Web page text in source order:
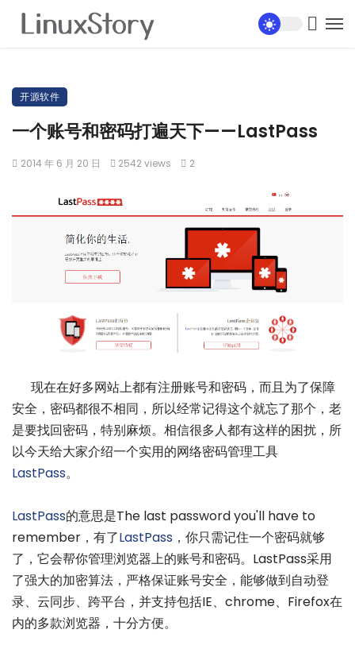
开源软件
一个账号和密码打遍天下——LastPass
2014 年 6 月 20 日 2542 views 2
现在在好多网站上都有注册账号和密码，而且为了保障
安全，密码都很不相同，所以经常记得这个就忘了那个，老
是要找回密码，特别麻烦。相信很多人都有这样的困扰，所
以今天给大家介绍一个实用的网络密码管理工具
LastPass。
LastPass的意思是The last password you'll have to
remember，有了LastPass ，你只需记住一个密码就够
了，它会帮你管理浏览器上的账号和密码。LastPass采用
了强大的加密算法，严格保证账号安全，能够做到自动登
录、云同步、跨平台，并支持包括IE、chrome、Firefox在
内的多款浏览器，十分方便。